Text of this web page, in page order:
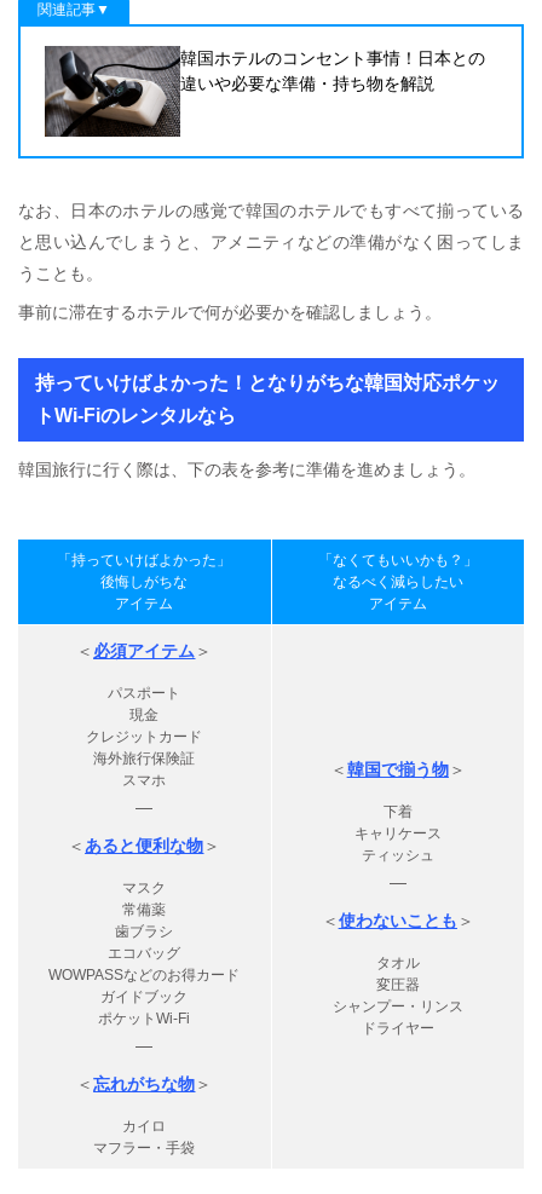
関連記事▼
韓国ホテルのコンセント事情！日本との
違いや必要な準備・持ち物を解説
なお、日本のホテルの感覚で韓国のホテルでもすべて揃っている
と思い込んでしまうと、アメニティなどの準備がなく困ってしま
うことも。
事前に滞在するホテルで何が必要かを確認しましょう。
持っていけばよかった！となりがちな韓国対応ポケッ
トWi-Fiのレンタルなら
韓国旅行に行く際は、下の表を参考に準備を進めましょう。
「持っていけばよかった」
後悔しがちな
アイテム
「なくてもいいかも？」
なるべく減らしたい
アイテム
＜ 必須アイテム ＞
パスポート
現金
クレジットカード
海外旅行保険証
スマホ
—
＜ あると便利な物＞
マスク
常備薬
歯ブラシ
エコバッグ
WOWPASSなどのお得カード
ガイドブック
ポケットWi-Fi
—
＜忘れがちな物＞
カイロ
マフラー・手袋
＜韓国で揃う物＞
下着
キャリケース
ティッシュ
—
＜使わないことも ＞
タオル
変圧器
シャンプー・リンス
ドライヤー